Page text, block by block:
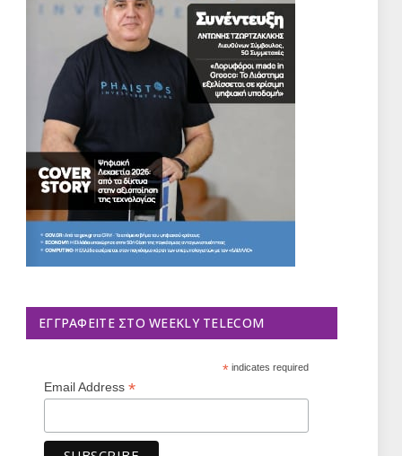
ΕΓΓΡΑΦΕΊΤΕ ΣΤΟ WEEKLY TELECOM
*indicates required
Email Address *